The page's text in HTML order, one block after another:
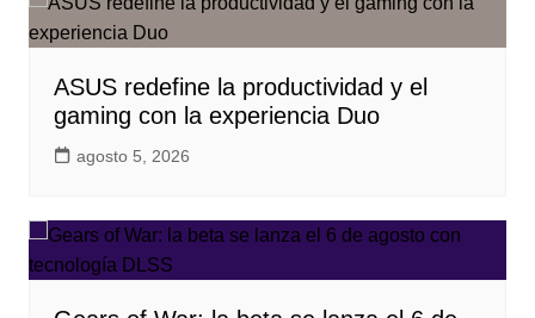
ASUS redefine la productividad y el
gaming con la experiencia Duo
agosto 5, 2026